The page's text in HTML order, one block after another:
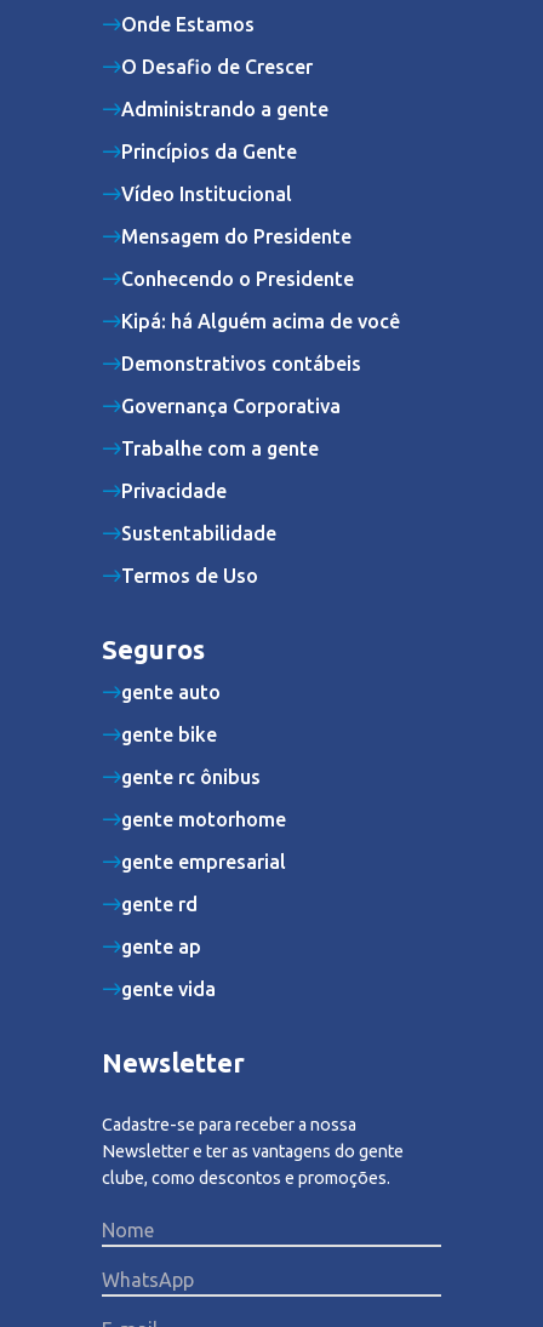
Onde Estamos
O Desafio de Crescer
Administrando a gente
Princípios da Gente
Vídeo Institucional
Mensagem do Presidente
Conhecendo o Presidente
Kipá: há Alguém acima de você
Demonstrativos contábeis
Governança Corporativa
Trabalhe com a gente
Privacidade
Sustentabilidade
Termos de Uso
Seguros
gente auto
gente bike
gente rc ônibus
gente motorhome
gente empresarial
gente rd
gente ap
gente vida
Newsletter
Cadastre-se para receber a nossa
Newsletter e ter as vantagens do gente
clube, como descontos e promoções.